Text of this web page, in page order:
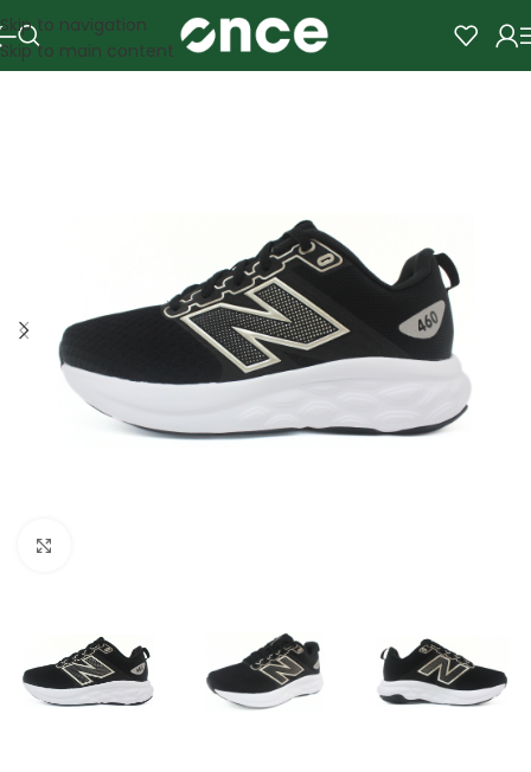
Skip to navigation
Skip to main content